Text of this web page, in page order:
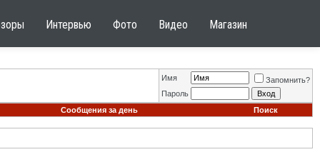
Интервью Фото Видео Магазин
Имя
Запомнить?
Пароль
Сообщения за день
Поиск